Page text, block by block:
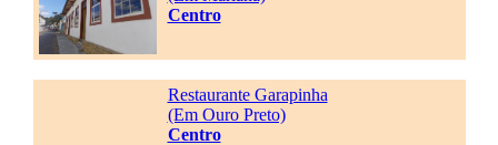
Centro
Restaurante Garapinha
(Em Ouro Preto)
Centro